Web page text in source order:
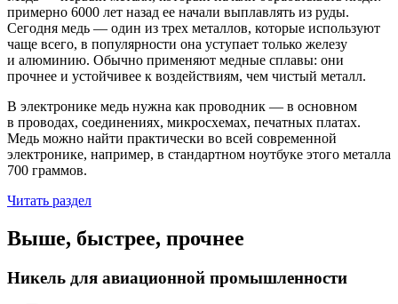
примерно 6000 лет назад ее начали выплавлять из руды.
Сегодня медь — один из трех металлов, которые используют
чаще всего, в популярности она уступает только железу
и алюминию. Обычно применяют медные сплавы: они
прочнее и устойчивее к воздействиям, чем чистый металл.
В электронике медь нужна как проводник — в основном
в проводах, соединениях, микросхемах, печатных платах.
Медь можно найти практически во всей современной
электронике, например, в стандартном ноутбуке этого металла
700 граммов.
Читать раздел
Выше, быстрее, прочнее
Никель для авиационной промышленности